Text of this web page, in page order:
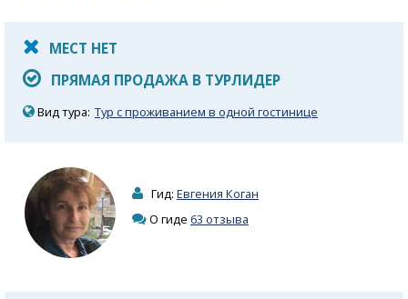
МЕСТ НЕТ
ПРЯМАЯ ПРОДАЖА В ТУРЛИДЕР
Вид тура: Тур с проживанием в одной гостинице
Гид: Евгения Коган
О гиде 63 отзыва